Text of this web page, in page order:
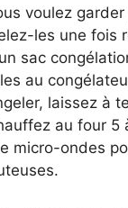
voulez garder
les une fois
sac
au
laissez à
au four 5
micro-ondes